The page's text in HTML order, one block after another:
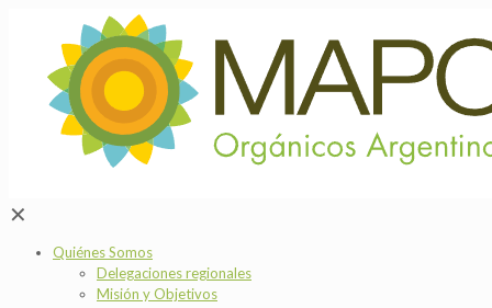
✕
Quiénes Somos
Delegaciones regionales
Misión y Objetivos